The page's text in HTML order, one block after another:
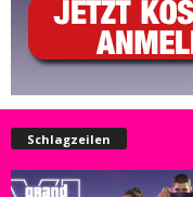
Schlagzeilen